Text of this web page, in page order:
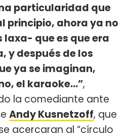
particularidad que
principio, ahora ya no
que es que era
y después de los
ya se imaginan,
el karaoke…”,
la comediante ante
Andy Kusnetzoff, que
acercaran al “círculo